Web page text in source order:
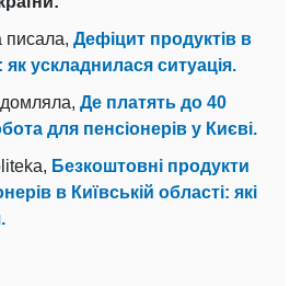
писала, Дефіцит продуктів в
як ускладнилася ситуація.
Де платять до 40
для пенсіонерів у Києві.
Безкоштовні продукти
в Київській області: які